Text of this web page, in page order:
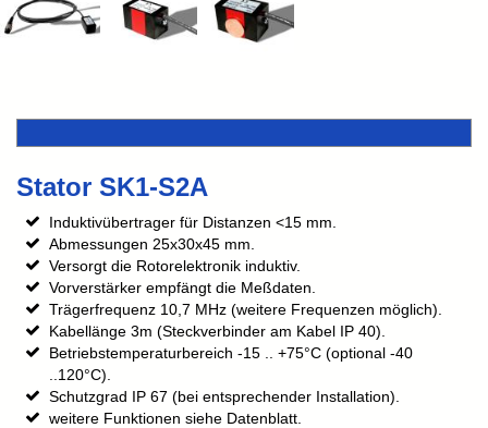
Stator SK1-S2A
Induktivübertrager für Distanzen <15 mm.
Abmessungen 25x30x45 mm.
Versorgt die Rotorelektronik induktiv.
Vorverstärker empfängt die Meßdaten.
Trägerfrequenz 10,7 MHz (weitere Frequenzen möglich).
Kabellänge 3m (Steckverbinder am Kabel IP 40).
Betriebstemperaturbereich -15 .. +75°C (optional -40
..120°C).
Schutzgrad IP 67 (bei entsprechender Installation).
weitere Funktionen siehe Datenblatt.